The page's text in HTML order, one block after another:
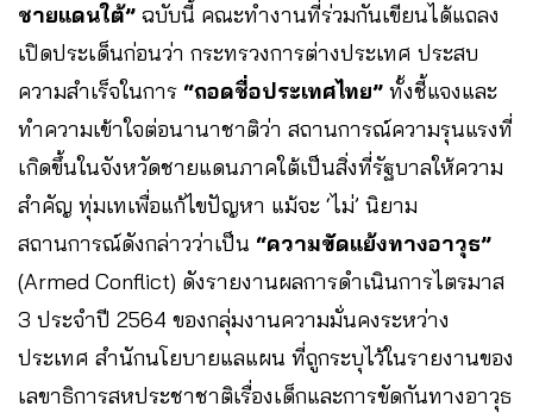
ชายแดนใต้” ฉบับนี้ คณะทำงานที่ร่วมกันเขียนได้แถลง
เปิดประเด็นก่อนว่า กระทรวงการต่างประเทศ ประสบ
ความสำเร็จในการ “ถอดชื่อประเทศไทย” ทั้งชี้แจงและ
ทำความเข้าใจต่อนานาชาติว่า สถานการณ์ความรุนแรงที่
เกิดขึ้นในจังหวัดชายแดนภาคใต้เป็นสิ่งที่รัฐบาลให้ความ
สำคัญ ทุ่มเทเพื่อแก้ไขปัญหา แม้จะ ‘ไม่’ นิยาม
สถานการณ์ดังกล่าวว่าเป็น “ความขัดแย้งทางอาวุธ”
(Armed Conflict) ดังรายงานผลการดำเนินการไตรมาส
3 ประจำปี 2564 ของกลุ่มงานความมั่นคงระหว่าง
ประเทศ สำนักนโยบายแลแผน ที่ถูกระบุไว้ในรายงานของ
เลขาธิการสหประชาชาติเรื่องเด็กและการขัดกันทางอาวุธ